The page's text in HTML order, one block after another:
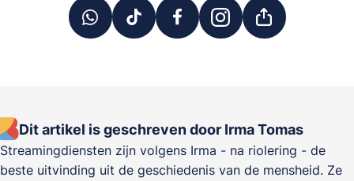
Dit artikel is geschreven door Irma Tomas
Streamingdiensten zijn volgens Irma - na riolering - de
beste uitvinding uit de geschiedenis van de mensheid. Ze